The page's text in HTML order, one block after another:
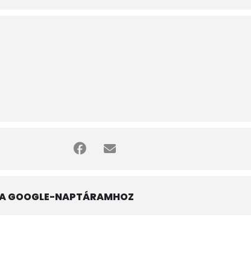
GOOGLE-NAPTÁRAMHOZ